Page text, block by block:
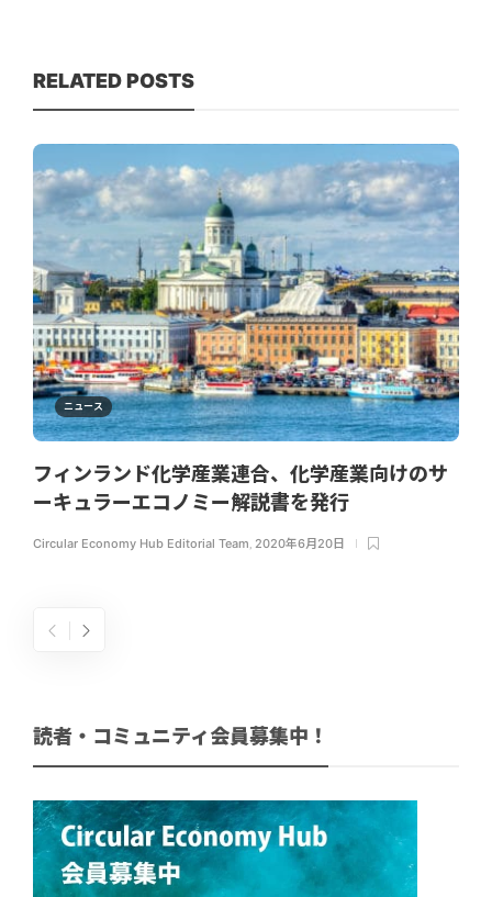
RELATED POSTS
ニュース
フィンランド化学産業連合、化学産業向けのサ
ーキュラーエコノミー解説書を発行
Circular Economy Hub Editorial Team, 2020年6月20日
読者・コミュニティ会員募集中！